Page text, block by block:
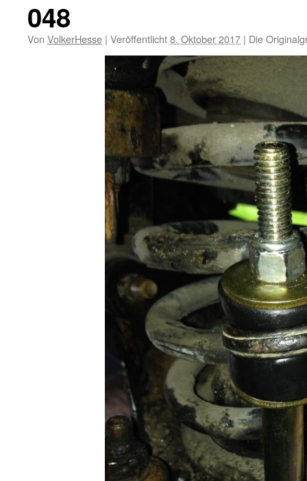
048
Von VolkerHesse | Veröffentlicht8. Oktober 2017 | Die